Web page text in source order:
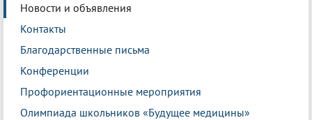
Новости и объявления
Контакты
Благодарственные письма
Конференции
Профориентационные мероприятия
Олимпиада школьников «Будущее медицины»